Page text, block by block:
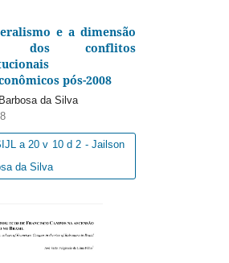
e a dimensão
dos conflitos
pós-2008
da Silva
a 20 v 10 d 2 - Jailson
da Silva